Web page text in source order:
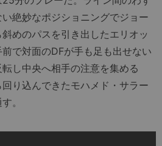
絶妙なポジショニングでジョー
めのパスを引き出したエリオッ
で対面のDFが手も足も出せない
し中央へ相手の注意を集める
り込んできたモハメド・サラー
。